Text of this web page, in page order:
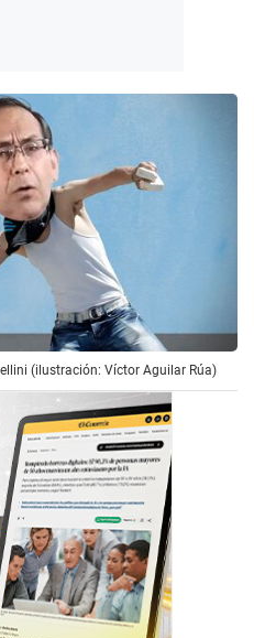
(ilustración: Víctor Aguilar Rúa)